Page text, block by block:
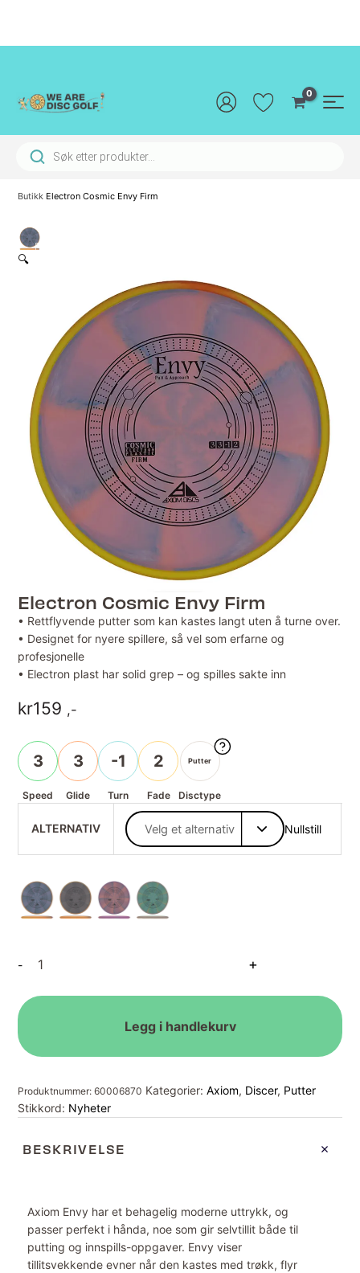
innholdet
Products search
Butikk Electron Cosmic Envy Firm
🔍
Electron Cosmic Envy Firm
• Rettflyvende putter som kan kastes langt uten å turne over.
• Designet for nyere spillere, så vel som erfarne og
profesjonelle
• Electron plast har solid grep – og spilles sakte inn
kr159 ,-
3
Speed
3
Glide
-1
Turn
2
Fade
Putter
Disctype
ALTERNATIV Nullstill
-
Cosmic
Firm
+
Legg i handlekurv
Produktnummer:60006870 Kategorier:Axiom, Discer, Putter
Stikkord: Nyheter
BESKRIVELSE
Axiom Envy har et behagelig moderne uttrykk, og
passer perfekt i hånda, noe som gir selvtillit både til
putting og innspills-oppgaver. Envy viser
tillitsvekkende evner når den kastes med trøkk, flyr